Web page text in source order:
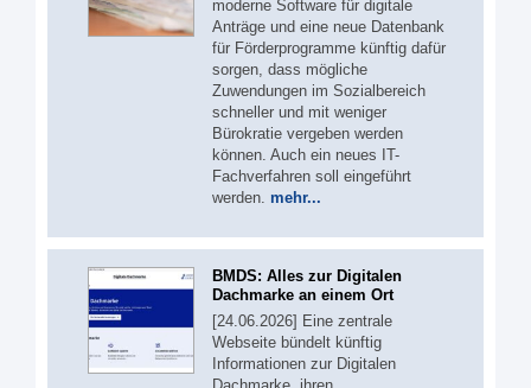
moderne Software für digitale
Anträge und eine neue Datenbank
für Förderprogramme künftig dafür
sorgen, dass mögliche
Zuwendungen im Sozialbereich
schneller und mit weniger
Bürokratie vergeben werden
können. Auch ein neues IT-
Fachverfahren soll eingeführt
werden. mehr...
BMDS: Alles zur Digitalen
Dachmarke an einem Ort
[24.06.2026] Eine zentrale
Webseite bündelt künftig
Informationen zur Digitalen